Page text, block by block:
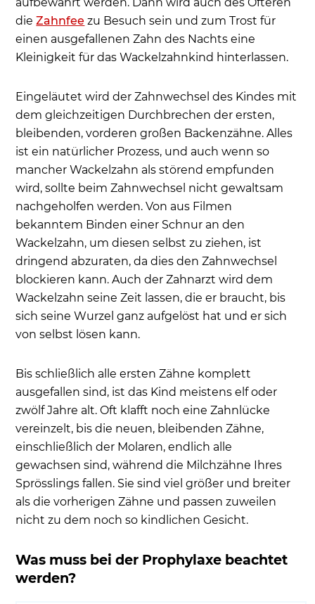
dieZahnfee zu Besuch sein und zum Trost für
einen ausgefallenen Zahn des Nachts eine
Kleinigkeit für das Wackelzahnkind hinterlassen.
Eingeläutet wird der Zahnwechsel des Kindes mit
dem gleichzeitigen Durchbrechen der ersten,
bleibenden, vorderen großen Backenzähne. Alles
ist ein natürlicher Prozess, und auch wenn so
mancher Wackelzahn als störend empfunden
wird, sollte beim Zahnwechsel nicht gewaltsam
nachgeholfen werden. Von aus Filmen
bekanntem Binden einer Schnur an den
Wackelzahn, um diesen selbst zu ziehen, ist
dringend abzuraten, da dies den Zahnwechsel
blockieren kann. Auch der Zahnarzt wird dem
Wackelzahn seine Zeit lassen, die er braucht, bis
sich seine Wurzel ganz aufgelöst hat und er sich
von selbst lösen kann.
Bis schließlich alle ersten Zähne komplett
ausgefallen sind, ist das Kind meistens elf oder
zwölf Jahre alt. Oft klafft noch eine Zahnlücke
vereinzelt, bis die neuen, bleibenden Zähne,
einschließlich der Molaren, endlich alle
gewachsen sind, während die Milchzähne Ihres
Sprösslings fallen. Sie sind viel größer und breiter
als die vorherigen Zähne und passen zuweilen
nicht zu dem noch so kindlichen Gesicht.
Was muss bei der Prophylaxe beachtet
werden?